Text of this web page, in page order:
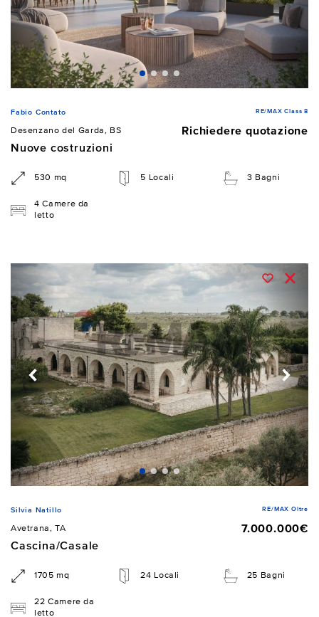
Fabio Contato RE/MAX Class 8
Desenzano del Garda, BS
Richiedere quotazione
Nuove costruzioni
530 mq 5 Locali 3 Bagni
4 Camere da
letto
Silvia Natillo RE/MAX Oltre
Avetrana, TA
7.000.000€
Cascina/Casale
1705 mq 24 Locali 25 Bagni
22 Camere da
letto